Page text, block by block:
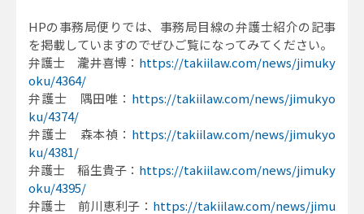
HPの事務局便りでは、事務局目線の弁護士紹介の記事
を掲載していますのでぜひご覧になってみてください。
弁護士 瀧井喜博： https://takiilaw.com/news/jimuky
oku/4364/
弁護士 隅田唯： https://takiilaw.com/news/jimukyo
ku/4374/
弁護士 森本禎： https://takiilaw.com/news/jimukyo
ku/4381/
弁護士 稲生貴子： https://takiilaw.com/news/jimuky
oku/4395/
弁護士 前川恵利子： https://takiilaw.com/news/jimu